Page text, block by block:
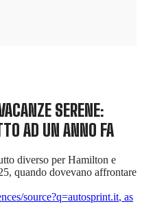
SERENE:
AD UN ANNO FA
diverso per Hamilton e
quando dovevano affrontare
source?q=autosprint.it, as